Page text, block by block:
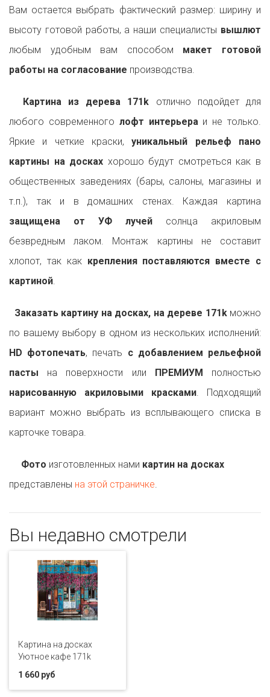
Вам остается выбрать фактический размер: ширину и
высоту готовой работы, а наши специалисты вышлют
любым удобным вам способом макет готовой
работы на согласование производства.
Картина из дерева 171k отлично подойдет для
любого современного лофт интерьераи не только.
Яркие и четкие краски,уникальный рельеф пано
картины на досках хорошо будут смотреться как в
общественных заведениях (бары, салоны, магазины и
т.п.), так и в домашних стенах. Каждая картина
защищена от УФ лучей солнца акриловым
безвредным лаком. Монтаж картины не составит
хлопот, так как крепления поставляются вместе с
картиной.
Заказать картину на досках, на дереве 171kможно
по вашему выбору в одном из нескольких исполнений:
HD фотопечать, печать с добавлением рельефной
пасты на поверхности или ПРЕМИУМ
полностью
нарисованную акриловыми красками. Подходящий
вариант можно выбрать из всплывающего списка в
карточке товара.
Фото изготовленных нами картин на досках
представлены на этой страничке.
Вы недавно смотрели
Картина на досках
Уютное кафе 171k
1 660 руб